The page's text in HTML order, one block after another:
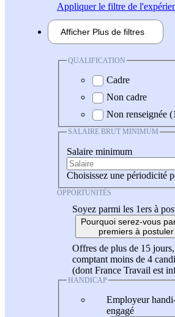
Appliquerle filtre de
Afficher Plus de filtres
QUALIFICATION
Cadre
Non cadre
Non renseignée
SALAIRE BRUT MINIMUM
Salaire minimum
Choisissez une périodicité
OPPORTUNITÉS
Soyez parmi les 1ers à
Pourquoi serez-vous
premiers à
Offres de plus de 15 jours,
comptant moins de 4
(dont France Travail est
HANDICAP
Employeur
engagé